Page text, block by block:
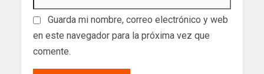
Guarda mi nombre, correo electrónico y web
en este navegador para la próxima vez que
comente.